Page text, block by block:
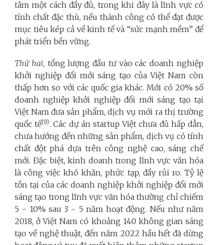
tâm một cách đầy đủ, trong khi đây là lĩnh vực có
tính chất đặc thù, nếu thành công có thể đạt được
mục tiêu kép cả về kinh tế và “sức mạnh mềm” để
phát triển bền vững.
Thứ hai, tổng lượng đầu tư vào các doanh nghiệp
khởi nghiệp đổi mới sáng tạo của Việt Nam còn
thấp hơn so với các quốc gia khác. Mới có 20% số
doanh nghiệp khởi nghiệp đổi mới sáng tạo tại
Việt Nam đưa sản phẩm, dịch vụ mới ra thị trường
quốc tế(9). Các dự án startup Việt chưa đủ hấp dẫn,
chưa hướng đến những sản phẩm, dịch vụ có tính
chất đột phá dựa trên công nghệ cao, sáng chế
mới. Đặc biệt, kinh doanh trong lĩnh vực văn hóa
là công việc khó khăn, phức tạp, đầy rủi ro. Tỷ lệ
tồn tại của các doanh nghiệp khởi nghiệp đổi mới
sáng tạo trong lĩnh vực văn hóa thường chỉ chiếm
5 - 10% sau 3 - 5 năm hoạt động. Nếu như năm
2018, ở Việt Nam có khoảng 140 không gian sáng
tạo về nghệ thuật, đến năm 2022 hầu hết đã dừng